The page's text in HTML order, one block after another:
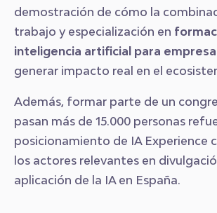
demostración de cómo la
trabajo y especialización en
inteligencia artificial para
generar impacto real en el
Además, formar parte de un
pasan más de 15.000 personas
posicionamiento de IA Experience
los actores relevantes en
aplicación de la IA en España.